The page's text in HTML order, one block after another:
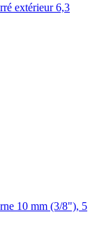
extérieur 6,3
10 mm (3/8"), 5